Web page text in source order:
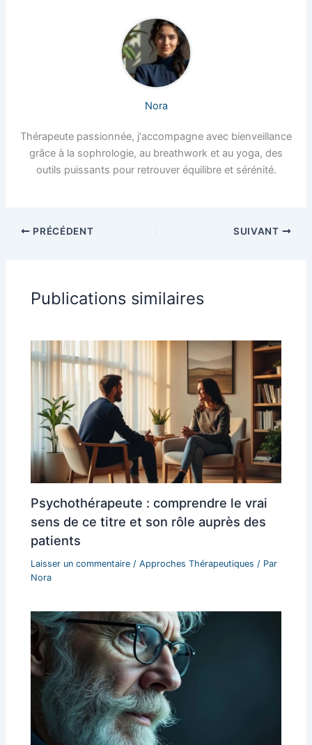
Nora
Thérapeute passionnée, j'accompagne avec bienveillance
grâce à la sophrologie, au breathwork et au yoga, des
outils puissants pour retrouver équilibre et sérénité.
PRÉCÉDENT SUIVANT
Publications similaires
Psychothérapeute : comprendre le vrai
sens de ce titre et son rôle auprès des
patients
Laisser un commentaire /Approches Thérapeutiques / Par
Nora